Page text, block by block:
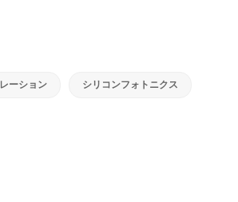
ーション シリコンフォトニクス